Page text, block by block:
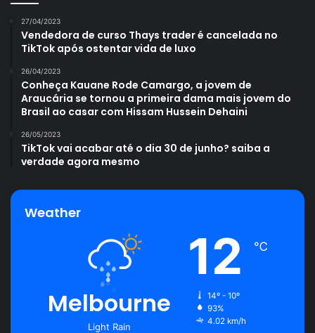
27/04/2023
Vendedora de curso Thays trader é cancelada no
TikTok após ostentar vida de luxo
26/04/2023
Conheça Kauane Rode Camargo, a jovem de
Araucária se tornou a primeira dama mais jovem do
Brasil ao casar com Hissam Hussein Dehaini
26/05/2023
TikTok vai acabar até o dia 30 de junho? saiba a
verdade agora mesmo
Weather
Melbourne
Light Rain
12 ℃
14º - 10º
93%
4.02 km/h